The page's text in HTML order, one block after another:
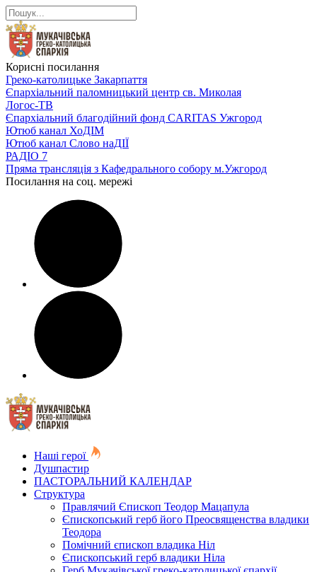
Корисні посилання
Греко-католицьке Закарпаття
Єпархіальний паломницький центр св. Миколая
Логос-ТВ
Єпархіальний благодійний фонд CARITAS Ужгород
Ютюб канал ХоДІМ
Ютюб канал Слово наДІЇ
РАДІО 7
Пряма трансляція з Кафедрального собору м.Ужгород
Посилання на соц. мережі
Наші герої
Душпастир
ПАСТОРАЛЬНИЙ КАЛЕНДАР
Структура
Правлячий Єпископ Теодор Мацапула
Єпископський герб його Преосвященства владики
Теодора
Помічний єпископ владика Ніл
Єпископський герб владики Ніла